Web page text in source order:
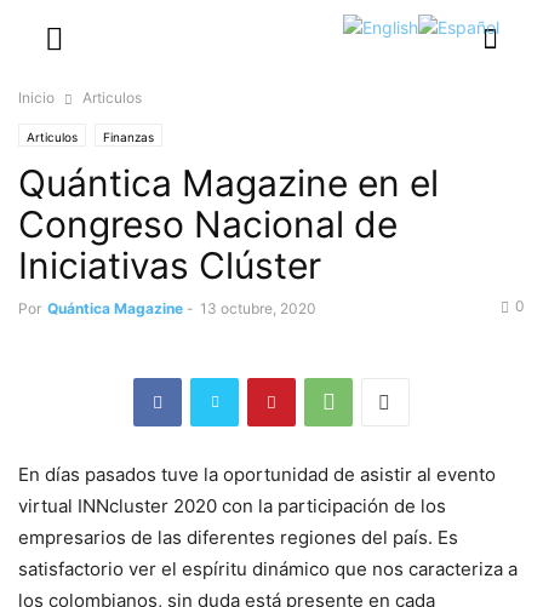
Inicio Articulos
Articulos Finanzas
Quántica Magazine en el
Congreso Nacional de
Iniciativas Clúster
Por Quántica Magazine - 13 octubre, 2020 0
En días pasados tuve la oportunidad de asistir al evento
virtual INNcluster 2020 con la participación de los
empresarios de las diferentes regiones del país. Es
satisfactorio ver el espíritu dinámico que nos caracteriza a
los colombianos, sin duda está presente en cada